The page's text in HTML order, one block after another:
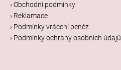
› Obchodní podmínky
› Reklamace
› Podmínky vrácení peněz
› Podmínky ochrany osobních údajů